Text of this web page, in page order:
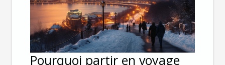
Pourquoi partir en voyage